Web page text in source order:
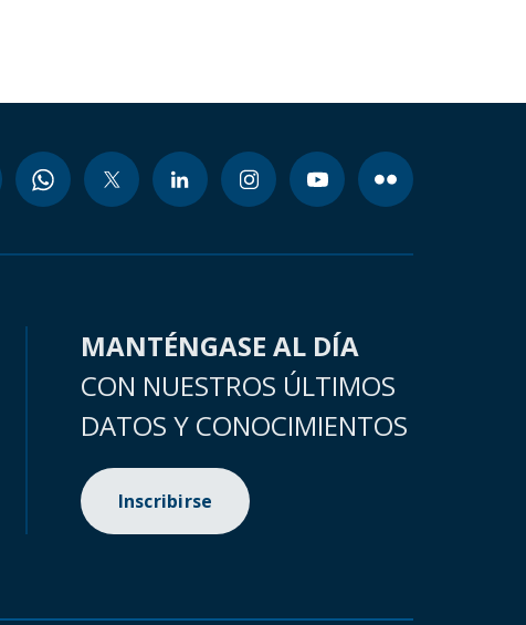
MANTÉNGASE AL DÍA
CON NUESTROS ÚLTIMOS
DATOS Y CONOCIMIENTOS
Inscribirse